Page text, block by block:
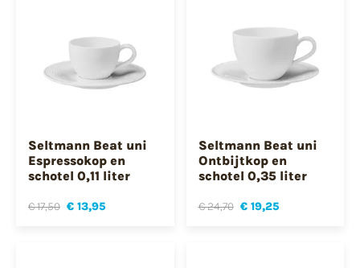
Seltmann Beat uni
Espressokop en
schotel 0,11 liter
€ 17,50 € 13,95
Seltmann Beat uni
Ontbijtkop en
schotel 0,35 liter
€ 24,70 € 19,25